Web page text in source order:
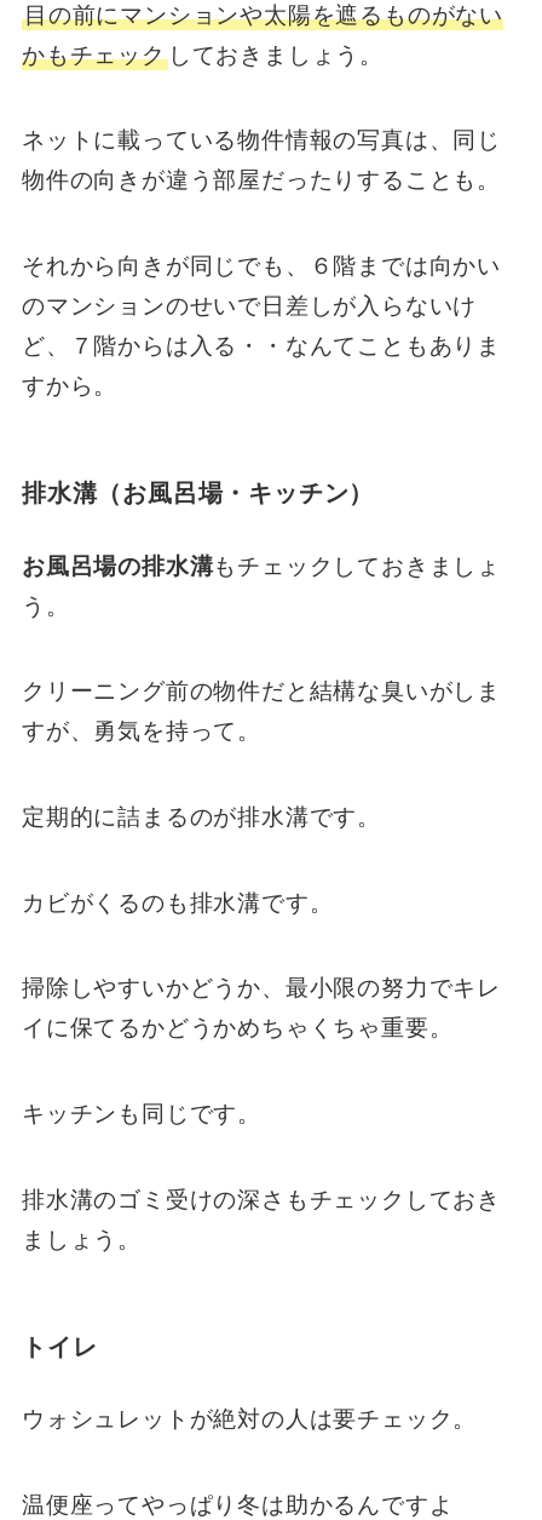
目の前にマンションや太陽を遮るものがない
かもチェックしておきましょう。
ネットに載っている物件情報の写真は、同じ
物件の向きが違う部屋だったりすることも。
それから向きが同じでも、６階までは向かい
のマンションのせいで日差しが入らないけ
ど、７階からは入る・・なんてこともありま
すから。
排水溝（お風呂場・キッチン）
お風呂場の排水溝もチェックしておきましょ
う。
クリーニング前の物件だと結構な臭いがしま
すが、勇気を持って。
定期的に詰まるのが排水溝です。
カビがくるのも排水溝です。
掃除しやすいかどうか、最小限の努力でキレ
イに保てるかどうかめちゃくちゃ重要。
キッチンも同じです。
排水溝のゴミ受けの深さもチェックしておき
ましょう。
トイレ
ウォシュレットが絶対の人は要チェック。
温便座ってやっぱり冬は助かるんですよ